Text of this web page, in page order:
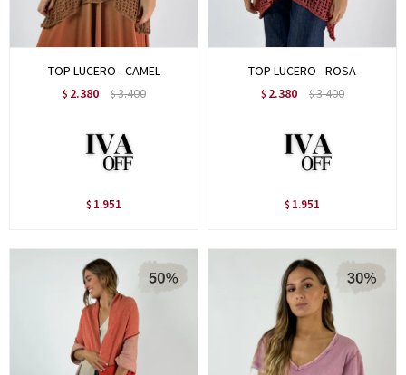
TOP LUCERO - CAMEL
$ 2.380 $3.400
$ 1.951
TOP LUCERO - ROSA
$ 2.380 $3.400
$ 1.951